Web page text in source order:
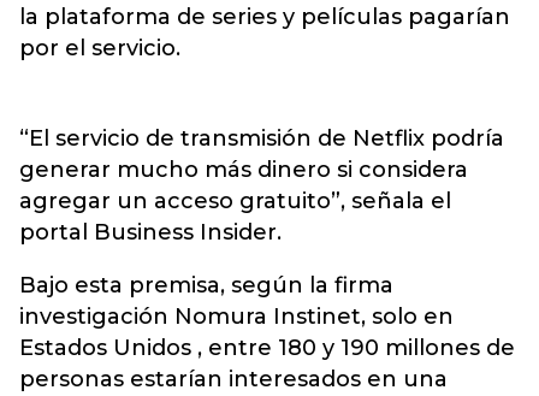
la plataforma de series y películas pagarían
por el servicio.
“El servicio de transmisión de Netflix podría
generar mucho más dinero si considera
agregar un acceso gratuito”, señala el
portal Business Insider.
Bajo esta premisa, según la firma
investigación Nomura Instinet, solo en
Estados Unidos , entre 180 y 190 millones de
personas estarían interesados en una